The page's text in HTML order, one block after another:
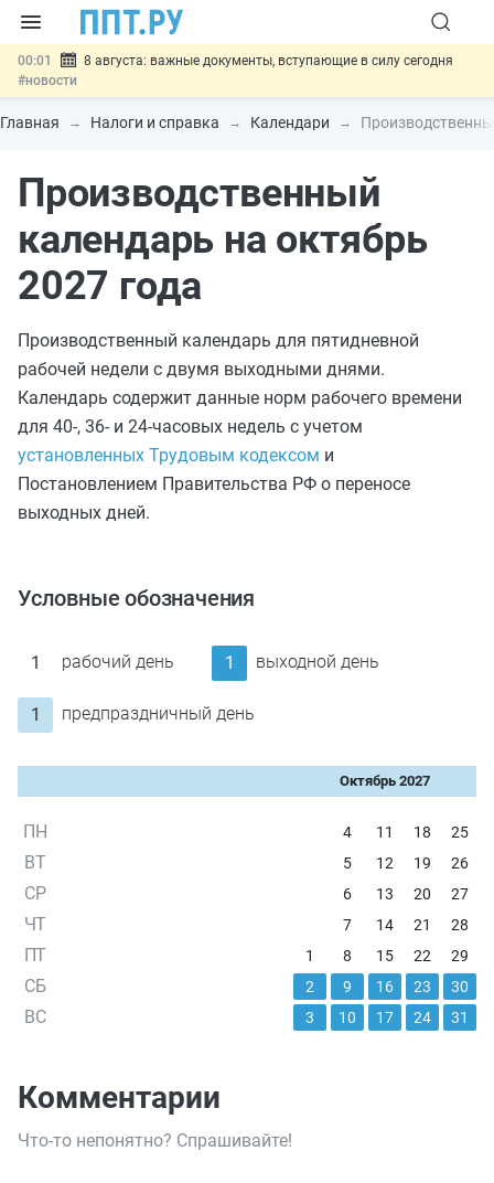
00:01
8 августа: важные документы, вступающие в силу сегодня
#новости
07.08 Подписан закон о блокировке продажи опасных товаров через
«Честный знак»#новости
07.08
Госпошлину за устранение ошибок в документах предлагают
отменить#новости
Разработают единые критерии трудовых и ГПХ-
отношений#новости
Главная Налоги и справка Календари
Производственный
календарь на октябрь
2027 года
Производственный календарь для пятидневной
рабочей недели с двумя выходными днями.
Календарь содержит данные норм рабочего времени
для 40-, 36- и 24-часовых недель с учетом
установленных Трудовым кодексом и
Постановлением Правительства РФ о переносе
выходных дней.
Условные обозначения
1 рабочий день 1 выходной день
1 предпраздничный день
ПН
ВТ
СР
ЧТ
ПТ
СБ
ВС
Октябрь 2027
1
2
3
4
5
6
7
8
9
10
11
12
13
14
15
16
17
18
19
20
21
22
23
24
25
26
27
28
29
30
31
Комментарии
Что-то непонятно? Спрашивайте!